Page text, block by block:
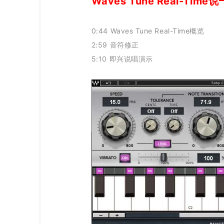
0:44 Waves Tune Real-Time概览
2:59 音符修正
5:10 即兴说唱演示